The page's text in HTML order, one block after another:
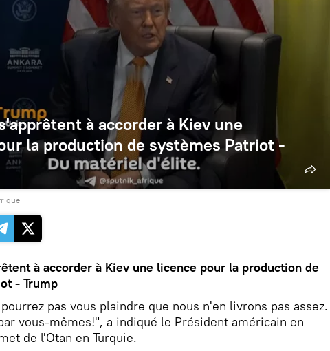
à accorder à Kiev une
la production de systèmes Patriot -
à accorder à Kiev une licence pour la production de
- Trump
pas vous plaindre que nous n'en livrons pas assez.
vous-mêmes!", a indiqué le Président américain en
de l'Otan en Turquie.